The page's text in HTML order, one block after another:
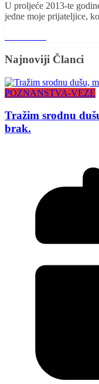
U proljeće 2013-te
jedne moje prijateljice,
Najnoviji Članci
POZNANSTVA-VEZE
Tražim srodnu
brak.